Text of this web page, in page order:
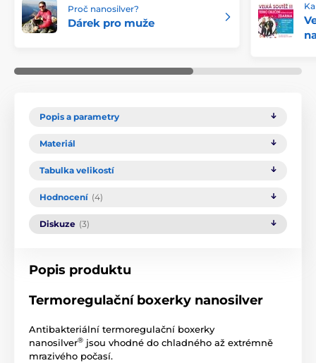
Proč nanosilver?
Dárek pro muže
Popis a parametry
Materiál
Tabulka velikostí
Hodnocení (4)
Diskuze (3)
Popis produktu
Termoregulační boxerky nanosilver
Antibakteriální termoregulační boxerky
nanosilver® jsou vhodné do chladného až extrémně
mrazivého počasí.